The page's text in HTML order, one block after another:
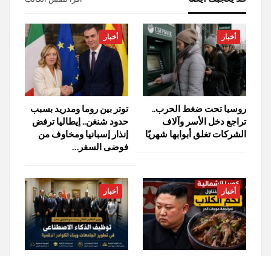
أخبار
روسيا تحت ضغط الحرب..
تراجع دخل الأسر وآلاف
الشركات تغلق أبوابها شهريًا
أخبار
توتر بين روما ومدريد بسبب
حدود شنغن.. إيطاليا ترفض
إنذار إسبانيا ومخاوف من
فوضى السفر…
أخبار أخبار